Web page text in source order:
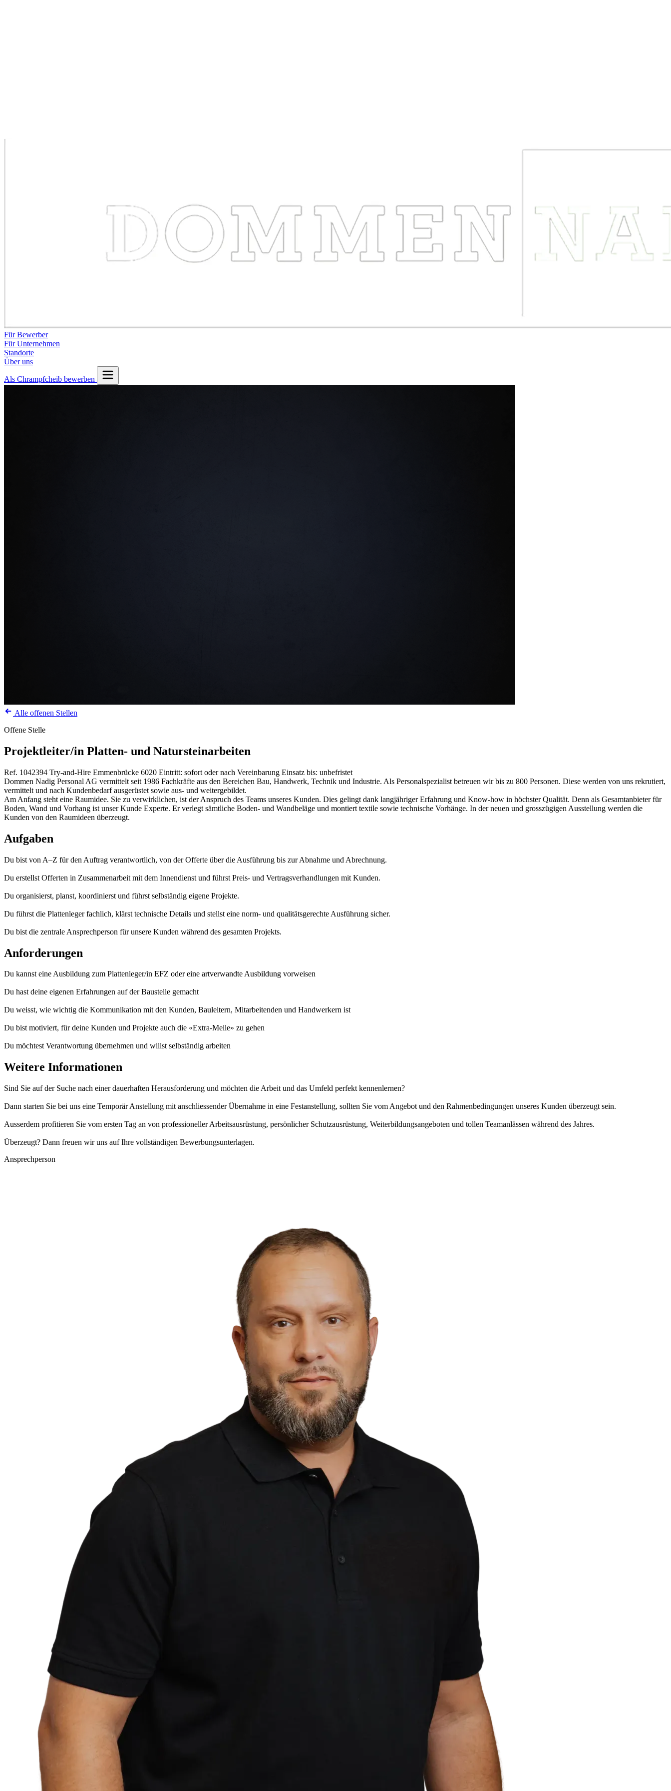
Für Bewerber
Für Unternehmen
Standorte
Über uns
Als Chrampfcheib bewerben
Alle offenen Stellen
Offene Stelle
Projektleiter/in Platten- und Natursteinarbeiten
Ref. 1042394 Try-and-Hire Emmenbrücke 6020 Eintritt: sofort oder nach Vereinbarung Einsatz bis: unbefristet
Dommen Nadig Personal AG vermittelt seit 1986 Fachkräfte aus den Bereichen Bau, Handwerk, Technik und Industrie. Als Personalspezialist betreuen wir bis zu 800 Personen. Diese werden von uns rekrutiert,
vermittelt und nach Kundenbedarf ausgerüstet sowie aus- und weitergebildet.
Am Anfang steht eine Raumidee. Sie zu verwirklichen, ist der Anspruch des Teams unseres Kunden. Dies gelingt dank langjähriger Erfahrung und Know-how in höchster Qualität. Denn als Gesamtanbieter für
Boden, Wand und Vorhang ist unser Kunde Experte. Er verlegt sämtliche Boden- und Wandbeläge und montiert textile sowie technische Vorhänge. In der neuen und grosszügigen Ausstellung werden die
Kunden von den Raumideen überzeugt.
Aufgaben
Du bist von A–Z für den Auftrag verantwortlich, von der Offerte über die Ausführung bis zur Abnahme und Abrechnung.
Du erstellst Offerten in Zusammenarbeit mit dem Innendienst und führst Preis- und Vertragsverhandlungen mit Kunden.
Du organisierst, planst, koordinierst und führst selbständig eigene Projekte.
Du führst die Plattenleger fachlich, klärst technische Details und stellst eine norm- und qualitätsgerechte Ausführung sicher.
Du bist die zentrale Ansprechperson für unsere Kunden während des gesamten Projekts.
Anforderungen
Du kannst eine Ausbildung zum Plattenleger/in EFZ oder eine artverwandte Ausbildung vorweisen
Du hast deine eigenen Erfahrungen auf der Baustelle gemacht
Du weisst, wie wichtig die Kommunikation mit den Kunden, Bauleitern, Mitarbeitenden und Handwerkern ist
Du bist motiviert, für deine Kunden und Projekte auch die «Extra-Meile» zu gehen
Du möchtest Verantwortung übernehmen und willst selbständig arbeiten
Weitere Informationen
Sind Sie auf der Suche nach einer dauerhaften Herausforderung und möchten die Arbeit und das Umfeld perfekt kennenlernen?
Dann starten Sie bei uns eine Temporär Anstellung mit anschliessender Übernahme in eine Festanstellung, sollten Sie vom Angebot und den Rahmenbedingungen unseres Kunden überzeugt sein.
Ausserdem profitieren Sie vom ersten Tag an von professioneller Arbeitsausrüstung, persönlicher Schutzausrüstung, Weiterbildungsangeboten und tollen Teamanlässen während des Jahres.
Überzeugt? Dann freuen wir uns auf Ihre vollständigen Bewerbungsunterlagen.
Ansprechperson